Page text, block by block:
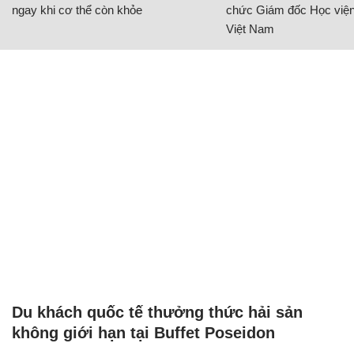
ngay khi cơ thể còn khỏe
chức Giám đốc Học
Việt Nam
Du khách quốc tế thưởng thức hải sản
không giới hạn tại Buffet Poseidon